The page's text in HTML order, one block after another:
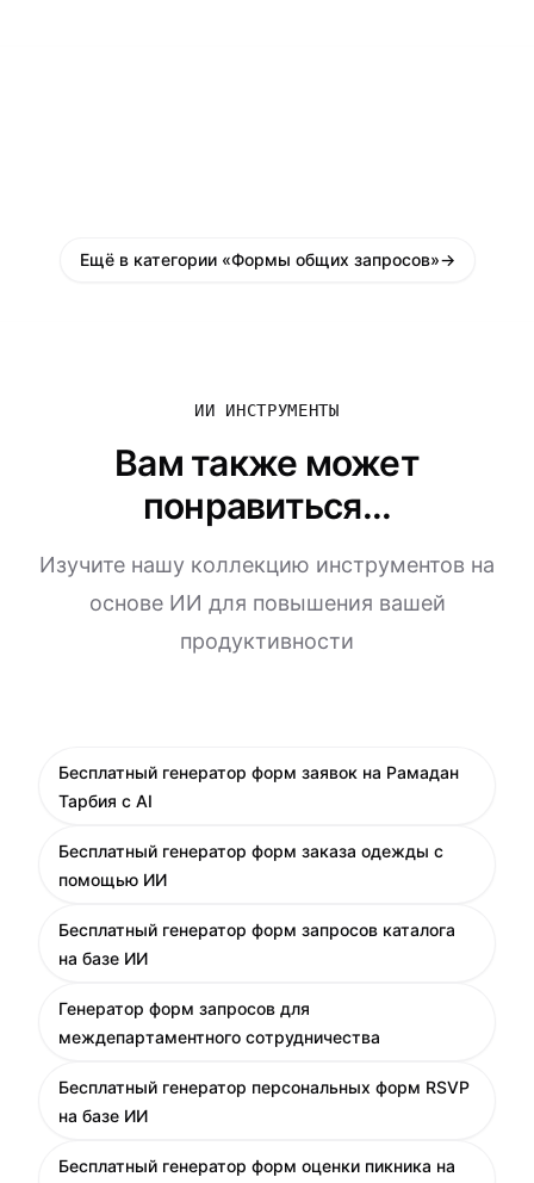
Ещё в категории «Формы общих запросов»→
ИИ ИНСТРУМЕНТЫ
Вам также может
понравиться...
Изучите нашу коллекцию инструментов на
основе ИИ для повышения вашей
продуктивности
Бесплатный генератор форм заявок на Рамадан
Тарбия с AI
Бесплатный генератор форм заказа одежды с
помощью ИИ
Бесплатный генератор форм запросов каталога
на базе ИИ
Генератор форм запросов для
междепартаментного сотрудничества
Бесплатный генератор персональных форм RSVP
на базе ИИ
Бесплатный генератор форм оценки пикника на